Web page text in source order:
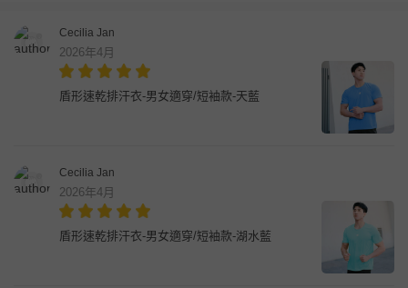
Cecilia Jan
2026年4月
盾形速乾排汗衣-男女適穿/短袖款-天藍
Cecilia Jan
2026年4月
盾形速乾排汗衣-男女適穿/短袖款-湖水藍